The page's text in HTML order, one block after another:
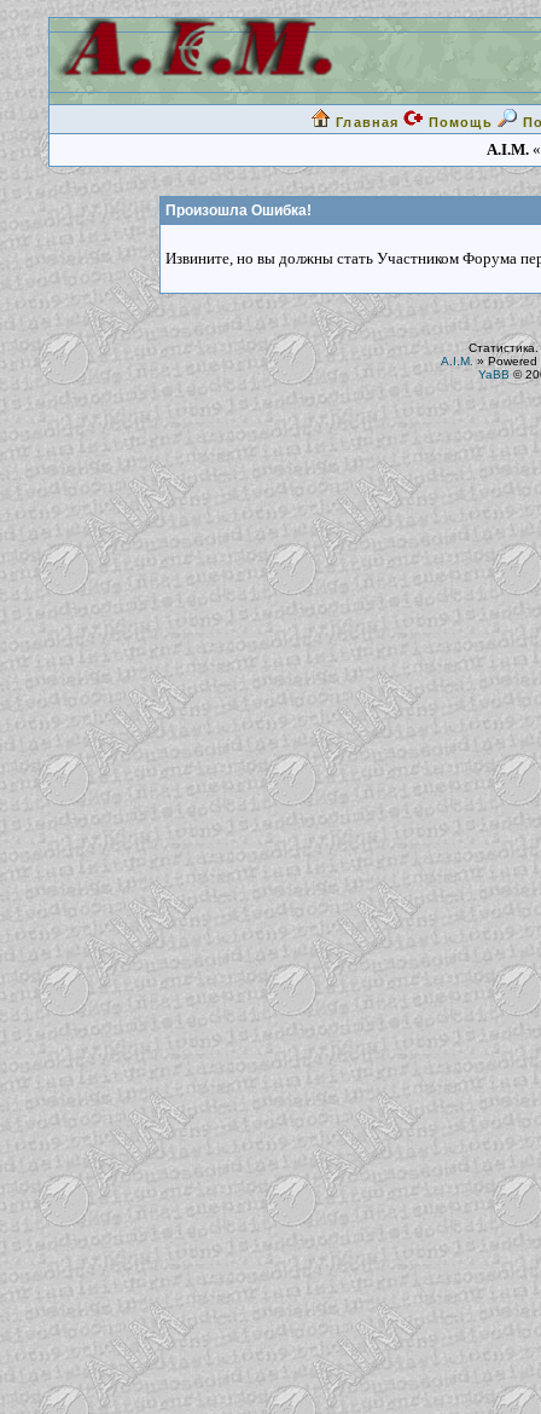
Главная Помощь
A.I.M.
Произошла Ошибка!
Извините, но вы должны стать Участником Форума
A.I.M. » Powered
YaBB©